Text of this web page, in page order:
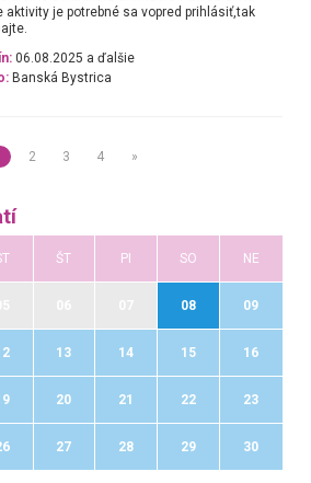
aktivity je potrebné sa vopred prihlásiť,tak
06.08.2025 a ďalšie
Banská Bystrica
2 3 4 »
ŠT PI SO NE
08 09
13 14 15 16
20 21 22 23
27 28 29 30